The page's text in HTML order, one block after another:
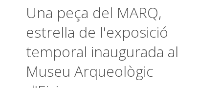
Una peça del MARQ,
estrella de l'exposició
temporal inaugurada al
Museu Arqueològic